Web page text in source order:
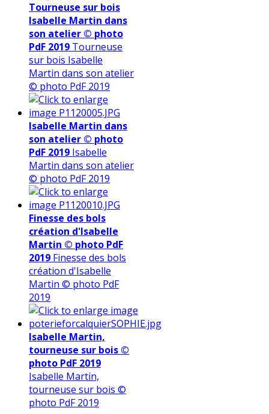
Tourneuse sur bois
Isabelle Martin dans
son atelier © photo
PdF 2019 Tourneuse
sur bois Isabelle
Martin dans son atelier
© photo PdF 2019
Isabelle Martin dans
son atelier © photo
PdF 2019 Isabelle
Martin dans son atelier
© photo PdF 2019
Finesse des bols
création d'Isabelle
Martin © photo PdF
2019 Finesse des bols
création d'Isabelle
Martin © photo PdF
2019
Isabelle Martin,
tourneuse sur bois ©
photo PdF 2019
Isabelle Martin,
tourneuse sur bois ©
photo PdF 2019